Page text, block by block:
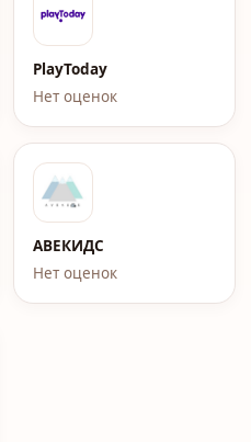
PlayToday
Нет оценок
АВЕКИДС
Нет оценок